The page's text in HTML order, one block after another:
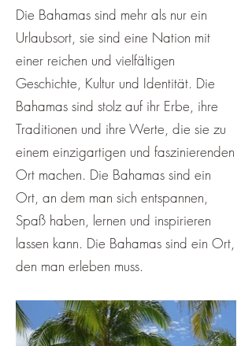
Die Bahamas sind mehr als nur ein
Urlaubsort, sie sind eine Nation mit
einer reichen und vielfältigen
Geschichte, Kultur und Identität. Die
Bahamas sind stolz auf ihr Erbe, ihre
Traditionen und ihre Werte, die sie zu
einem einzigartigen und faszinierenden
Ort machen. Die Bahamas sind ein
Ort, an dem man sich entspannen,
Spaß haben, lernen und inspirieren
lassen kann. Die Bahamas sind ein Ort,
den man erleben muss.